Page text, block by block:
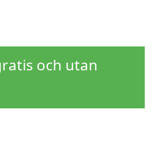
och utan